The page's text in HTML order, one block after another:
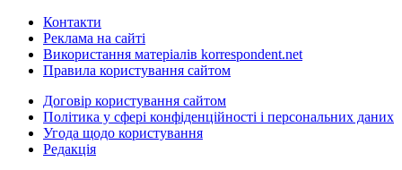
Контакти
Реклама на сайті
Використання матеріалів korrespondent.net
Правила користування сайтом
Договір користування сайтом
Політика у сфері конфіденційності і персональних даних
Угода щодо користування
Редакція